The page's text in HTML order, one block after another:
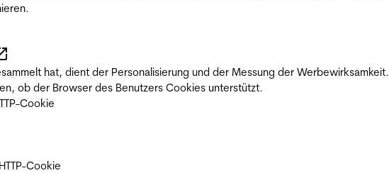
hat, dient der Personalisierung und der Messung der Werbewirksamkeit.
ob der Browser des Benutzers Cookies unterstützt.
Cookie
Cookie